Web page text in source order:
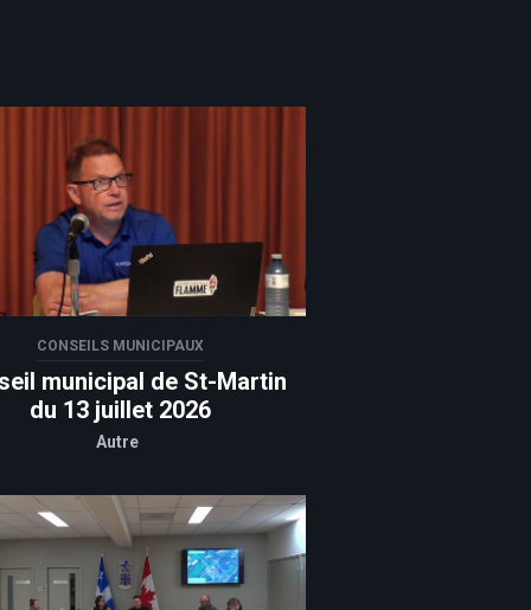
CONSEILS MUNICIPAUX
municipal de St-Martin
du 13 juillet 2026
Autre